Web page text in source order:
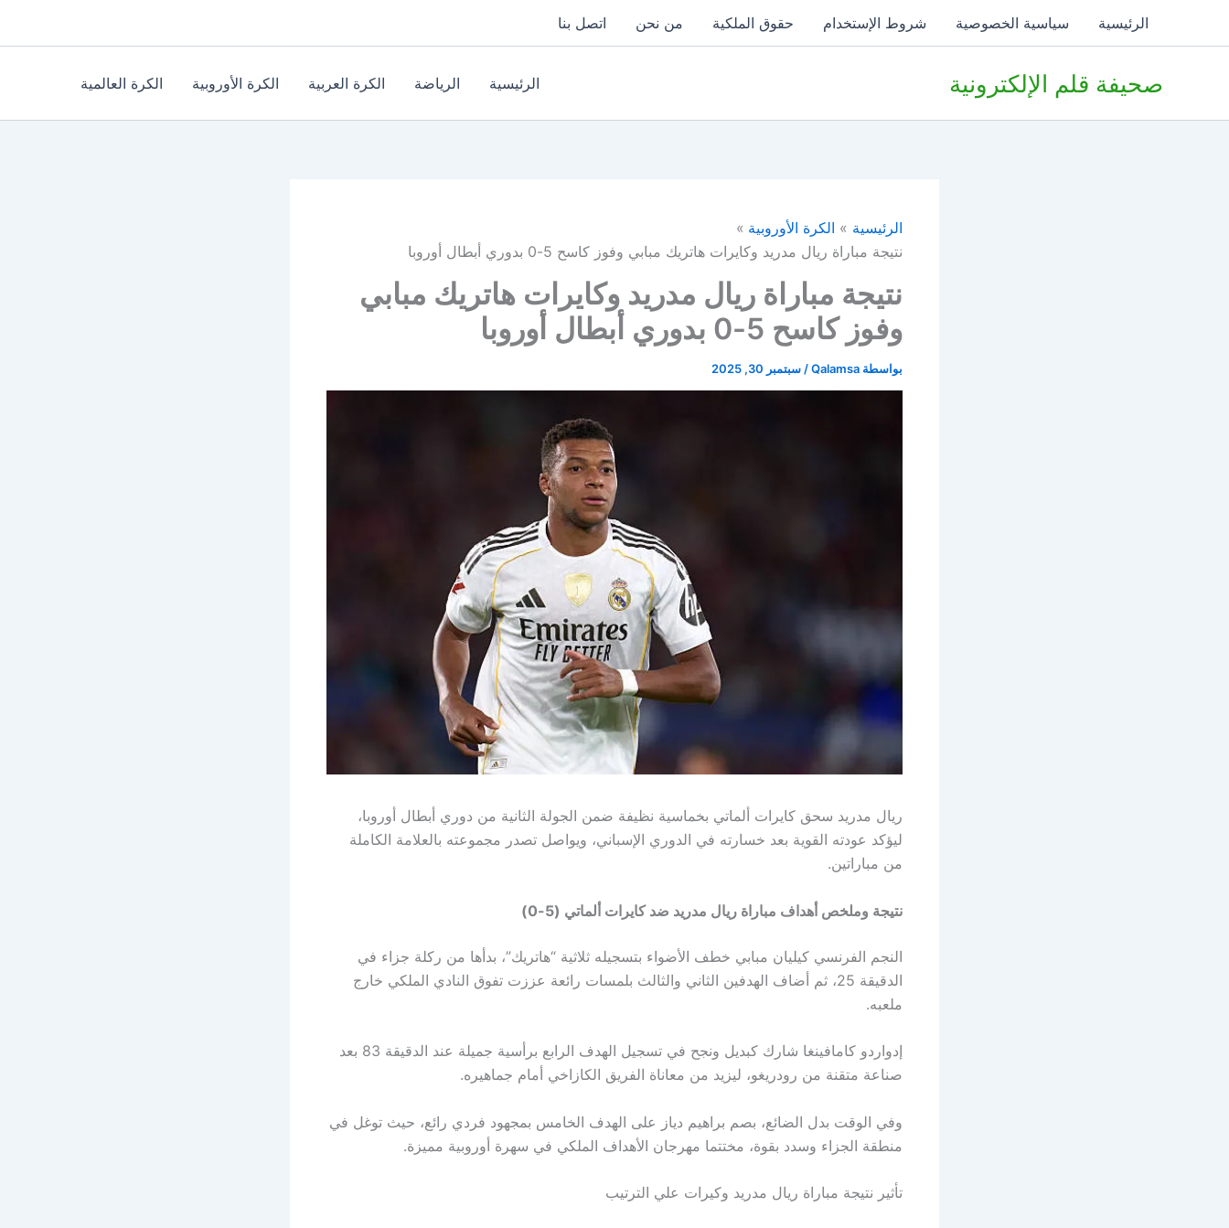
الرئيسية سياسية الخصوصية شروط الإستخدام حقوق الملكية من نحن اتصل بنا
صحيفة قلم الإلكترونية الرئيسية الرياضة الكرة العربية الكرة الأوروبية الكرة العالمية
الرئيسية
الكرة الأوروبية
نتيجة مباراة ريال مدريد وكايرات هاتريك مبابي وفوز كاسح 5-0 بدوري أبطال أوروبا
نتيجة مباراة ريال مدريد وكايرات هاتريك مبابي
وفوز كاسح 5-0 بدوري أبطال أوروبا
بواسطة Qalamsa
/ سبتمبر 30, 2025
ريال مدريد سحق كايرات ألماتي بخماسية نظيفة ضمن الجولة الثانية من دوري أبطال أوروبا،
ليؤكد عودته القوية بعد خسارته في الدوري الإسباني، ويواصل تصدر مجموعته بالعلامة الكاملة
من مباراتين.
نتيجة وملخص أهداف مباراة ريال مدريد ضد كايرات ألماتي (5-0)
النجم الفرنسي كيليان مبابي خطف الأضواء بتسجيله ثلاثية “هاتريك”، بدأها من ركلة جزاء في
الدقيقة 25، ثم أضاف الهدفين الثاني والثالث بلمسات رائعة عززت تفوق النادي الملكي خارج
ملعبه.
إدواردو كامافينغا شارك كبديل ونجح في تسجيل الهدف الرابع برأسية جميلة عند الدقيقة 83 بعد
صناعة متقنة من رودريغو، ليزيد من معاناة الفريق الكازاخي أمام جماهيره.
وفي الوقت بدل الضائع، بصم براهيم دياز على الهدف الخامس بمجهود فردي رائع، حيث توغل في
منطقة الجزاء وسدد بقوة، مختتما مهرجان الأهداف الملكي في سهرة أوروبية مميزة.
تأثير نتيجة مباراة ريال مدريد وكيرات علي الترتيب